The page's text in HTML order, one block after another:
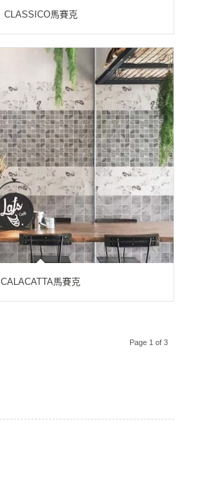
CLASSICO馬賽克
CALACATTA馬賽克
Page 1 of 3